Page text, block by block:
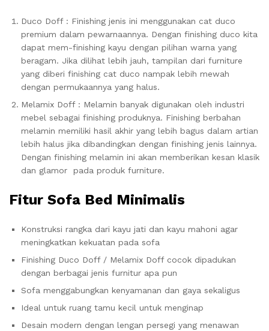
Duco Doff : Finishing jenis ini menggunakan cat duco
premium dalam pewarnaannya. Dengan finishing duco kita
dapat mem-finishing kayu dengan pilihan warna yang
beragam. Jika dilihat lebih jauh, tampilan dari furniture
yang diberi finishing cat duco nampak lebih mewah
dengan permukaannya yang halus.
Melamix Doff : Melamin banyak digunakan oleh industri
mebel sebagai finishing produknya. Finishing berbahan
melamin memiliki hasil akhir yang lebih bagus dalam artian
lebih halus jika dibandingkan dengan finishing jenis lainnya.
Dengan finishing melamin ini akan memberikan kesan klasik
dan glamor pada produk furniture.
Fitur Sofa Bed Minimalis
Konstruksi rangka dari kayu jati dan kayu mahoni agar
meningkatkan kekuatan pada sofa
Finishing Duco Doff / Melamix Doff cocok dipadukan
dengan berbagai jenis furnitur apa pun
Sofa menggabungkan kenyamanan dan gaya sekaligus
Ideal untuk ruang tamu kecil untuk menginap
Desain modern dengan lengan persegi yang menawan